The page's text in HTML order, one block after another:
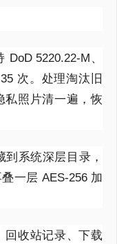
DoD 5220.22‑M 、
35 次。处理淘汰旧
私照片清一遍，恢
系统深层目录，
一层 AES‑256 加
回收站记录、下载